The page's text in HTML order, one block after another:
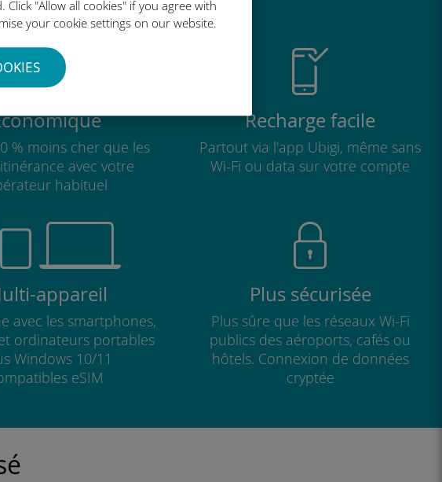
"Allow all cookies" if you agree with
your cookie settings on our website.
% moins cher que les
avec votre
habituel
Recharge facile
Partout via l'app Ubigi, même sans
Wi-Fi ou data sur votre compte
appareil
avec les smartphones,
ordinateurs portables
Windows 10/11
eSIM
Plus sécurisée
Plus sûre que les réseaux Wi-Fi
publics des aéroports, cafés ou
hôtels. Connexion de données
cryptée